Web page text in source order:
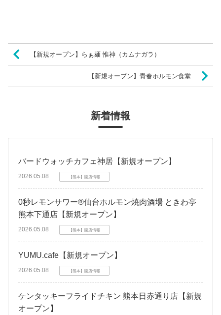
【新規オープン】らぁ麺 惟神（カムナガラ）
【新規オープン】青春ホルモン食堂
新着情報
バードウォッチカフェ神居【新規オープン】
2026.05.08 【熊本】開店情報
0秒レモンサワー®仙台ホルモン焼肉酒場 ときわ亭
熊本下通店【新規オープン】
2026.05.08 【熊本】開店情報
YUMU.cafe【新規オープン】
2026.05.08 【熊本】開店情報
ケンタッキーフライドチキン 熊本日赤通り店【新規
オープン】